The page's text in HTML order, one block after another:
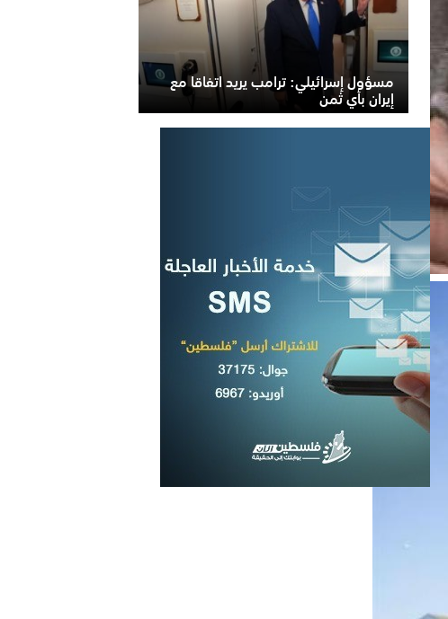
مسؤول إسرائيلي: ترامب يريد اتفاقا مع
إيران بأي ثمن